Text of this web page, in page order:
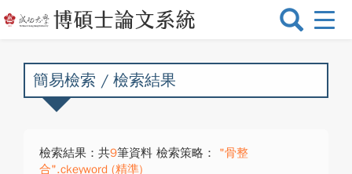
選
換
簡易檢索 / 檢索結果
檢索結果：共9筆資料 檢索策略：
"骨整
合".ckeyword (精準)